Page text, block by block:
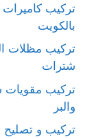
تركيب كاميرات
بالكويت
تركيب مظلات
شترات
تركيب مقويات
والبر
تركيب و تصليح